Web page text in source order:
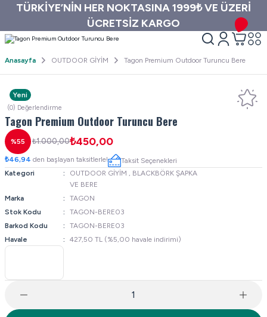
TÜRKİYE’NİN HER NOKTASINA 1999₺ VE ÜZERİ
ÜCRETSİZ KARGO
Anasayfa OUTDOOR GİYİM Tagon Premium Outdoor Turuncu Bere
Yeni
(0) Değerlendirme
Tagon Premium Outdoor Turuncu Bere
%55 ₺1.000,00₺450,00
₺46,94 den başlayan taksitlerle!
Taksit Seçenekleri
Kategori
OUTDOOR GİYİM , BLACKBÖRK ŞAPKA
VE BERE
Marka
TAGON
Stok Kodu
TAGON-BERE03
Barkod Kodu
TAGON-BERE03
Havale
427,50 TL (%5,00 havale indirimi)